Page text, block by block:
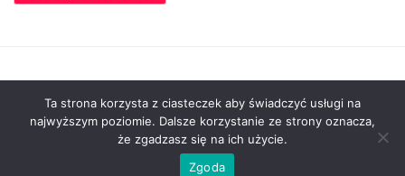
© Kwiaty Chełmno - Najlepsza Kwiaciarnia, Kwiaty
|Designed by
Ta strona korzysta z ciasteczek aby świadczyć usługi na
najwyższym poziomie. Dalsze korzystanie ze strony oznacza,
że zgadzasz się na ich użycie.
Zgoda